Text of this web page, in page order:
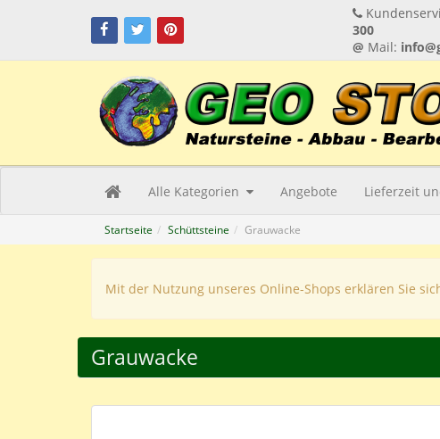
300
@ Mail:
Alle Kategorien Angebote Lieferzeit
Startseite Schüttsteine Grauwacke
Mit der Nutzung unseres Online-Shops erklären Sie
Grauwacke